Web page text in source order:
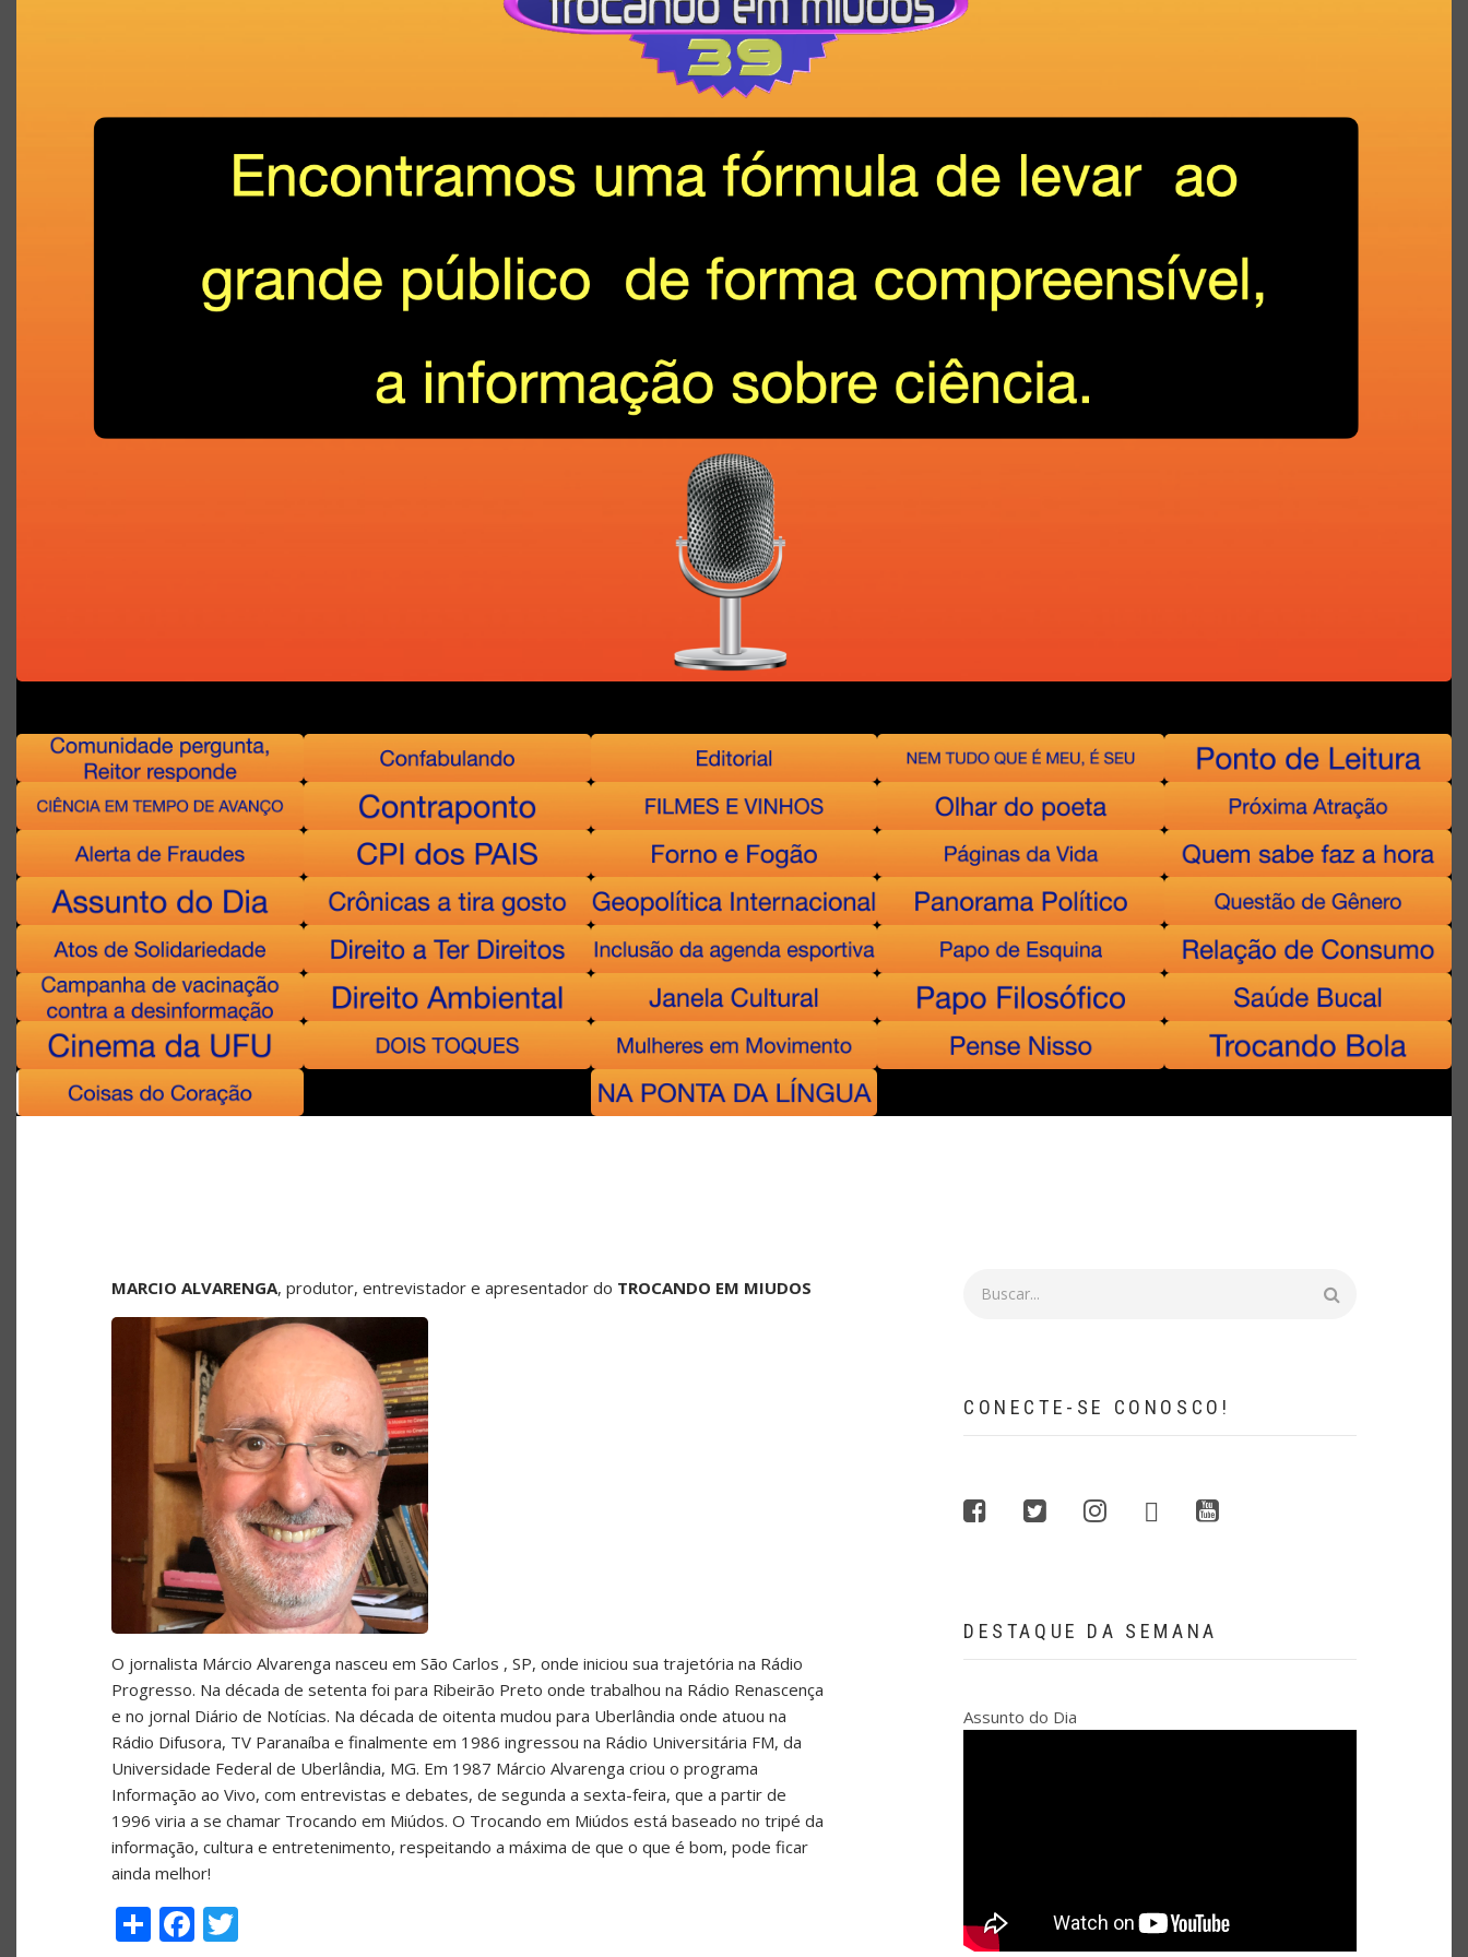
MARCIO ALVARENGA, produtor, entrevistador e apresentador do TROCANDO EM MIUDOS
O jornalista Márcio Alvarenga nasceu em São Carlos , SP, onde iniciou sua trajetória na Rádio
Progresso. Na década de setenta foi para Ribeirão Preto onde trabalhou na Rádio Renascença
e no jornal Diário de Notícias. Na década de oitenta mudou para Uberlândia onde atuou na
Rádio Difusora, TV Paranaíba e finalmente em 1986 ingressou na Rádio Universitária FM, da
Universidade Federal de Uberlândia, MG. Em 1987 Márcio Alvarenga criou o programa
Informação ao Vivo, com entrevistas e debates, de segunda a sexta-feira, que a partir de
1996 viria a se chamar Trocando em Miúdos. O Trocando em Miúdos está baseado no tripé da
informação, cultura e entretenimento, respeitando a máxima de que o que é bom, pode ficar
ainda melhor!
ShareFacebook
CONECTE-SE CONOSCO!
facebooktwitterinstagramwhatsappyoutube
DESTAQUE DA SEMANA
Assunto do Dia